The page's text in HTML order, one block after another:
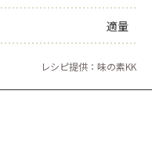
適量
レシピ提供：味の素KK